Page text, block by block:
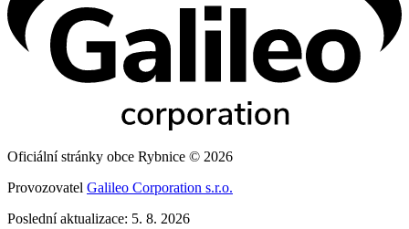
Oficiální stránky obce Rybnice © 2026
Provozovatel Galileo Corporation s.r.o.
Poslední aktualizace: 5. 8. 2026